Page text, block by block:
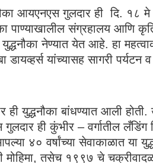
आयएनएस गुलदार ही दि. १८ मे
पाण्याखालील संग्रहालय आणि
नेण्यात येत आहे. हा
यांच्यासह सागरी पर्यटन
ही युद्धनौका बांधण्यात आली
ही कुंभीर – वर्गातील
४० वर्षांच्या सेवाकाळात
मोहिमा, तसेच १९९७ चे